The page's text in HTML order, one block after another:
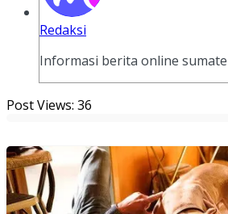
Redaksi
Informasi berita online
Post Views: 36